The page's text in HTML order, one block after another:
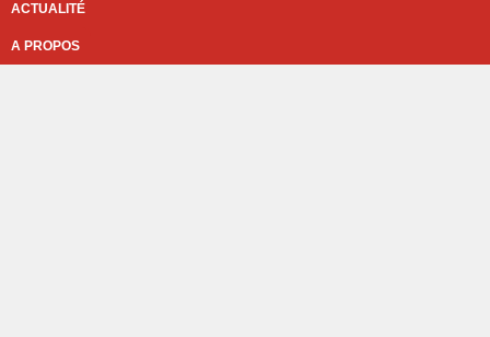
ACTUALITÉ
A PROPOS